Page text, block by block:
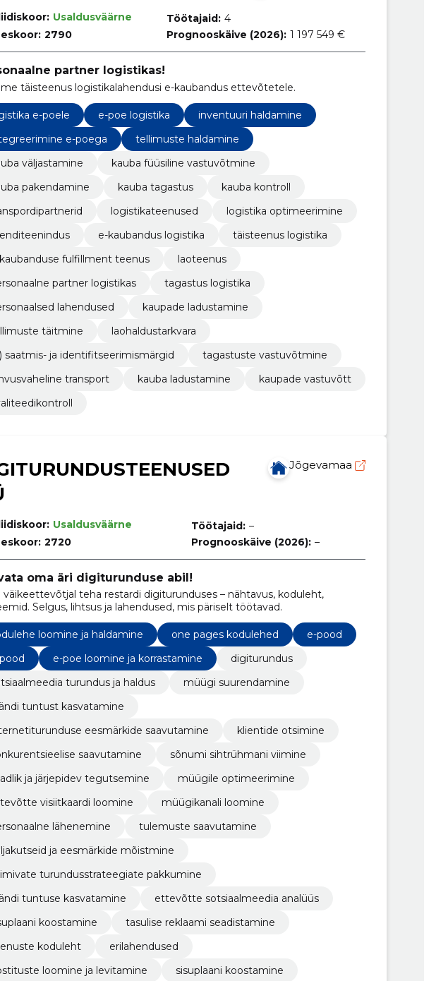
Usaldusväärne
2790
Töötajaid: 4
Prognooskäive (2026): 1 197 549 €
partner logistikas!
täisteenus logistikalahendusi e-kaubandus ettevõtetele.
e-poele e-poe logistika
inventuuri haldamine
e-poega
tellimuste haldamine
väljastamine
kauba füüsiline vastuvõtmine
pakendamine
kauba tagastus
kauba kontroll
logistikateenused
logistika optimeerimine
e-kaubandus logistika
täisteenus logistika
fulfillment teenus
laoteenus
partner logistikas
tagastus logistika
lahendused
kaupade ladustamine
täitmine
laohaldustarkvara
saatmis- ja identifitseerimismärgid
tagastuste vastuvõtmine
transport
kauba ladustamine
kaupade vastuvõtt
Jõgevamaa
Usaldusväärne
2720
Töötajaid: –
Prognooskäive (2026): –
oma äri digiturunduse abil!
väikeettevõtjal teha restardi digiturunduses – nähtavus, koduleht,
Selgus, lihtsus ja lahendused, mis päriselt töötavad.
loomine ja haldamine one pages kodulehed
e-pood
e-poe loomine ja korrastamine
digiturundus
turundus ja haldus
müügi suurendamine
tuntust kasvatamine
eesmärkide saavutamine
klientide otsimine
saavutamine
sõnumi sihtrühmani viimine
ja järjepidev tegutsemine
müügile optimeerimine
visiitkaardi loomine
müügikanali loomine
lähenemine
tulemuste saavutamine
ja eesmärkide mõistmine
turundusstrateegiate pakkumine
tuntuse kasvatamine
ettevõtte sotsiaalmeedia analüüs
koostamine
tasulise reklaami seadistamine
koduleht
erilahendused
loomine ja levitamine
sisuplaani koostamine